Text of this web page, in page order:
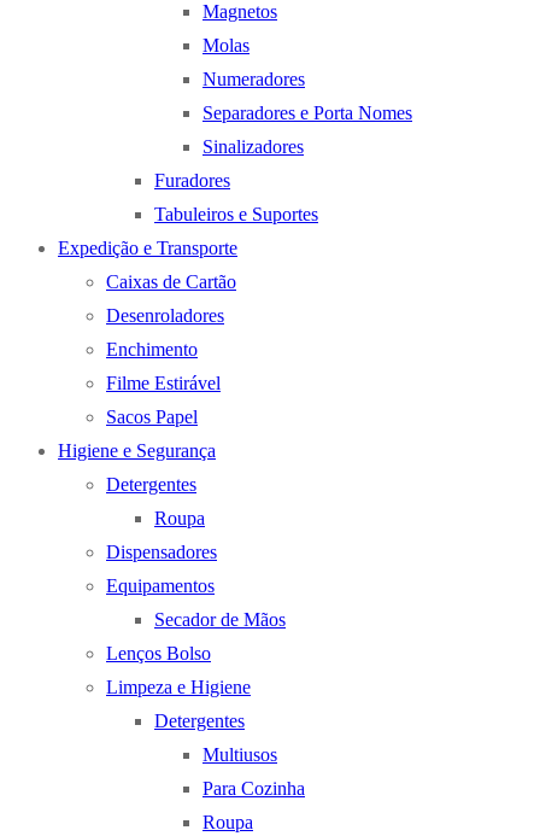
Magnetos
Molas
Numeradores
Separadores e Porta Nomes
Sinalizadores
Furadores
Tabuleiros e Suportes
Expedição e Transporte
Caixas de Cartão
Desenroladores
Enchimento
Filme Estirável
Sacos Papel
Higiene e Segurança
Detergentes
Roupa
Dispensadores
Equipamentos
Secador de Mãos
Lenços Bolso
Limpeza e Higiene
Detergentes
Multiusos
Para Cozinha
Roupa